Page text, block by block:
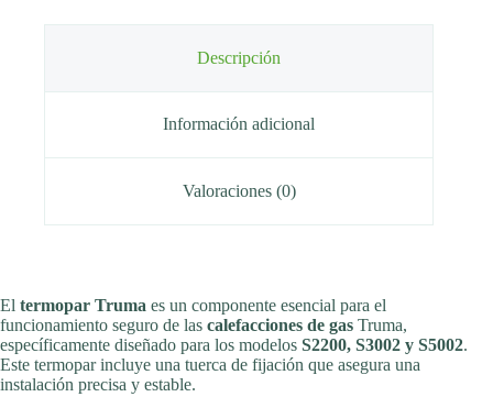
Descripción
Información adicional
Valoraciones (0)
El termopar Truma es un componente esencial para el
funcionamiento seguro de las calefacciones de gas Truma,
específicamente diseñado para los modelos S2200, S3002 y S5002.
Este termopar incluye una tuerca de fijación que asegura una
instalación precisa y estable.